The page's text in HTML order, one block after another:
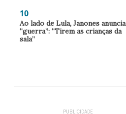
10
Ao lado de Lula, Janones anuncia
“guerra”: “Tirem as crianças da
sala”